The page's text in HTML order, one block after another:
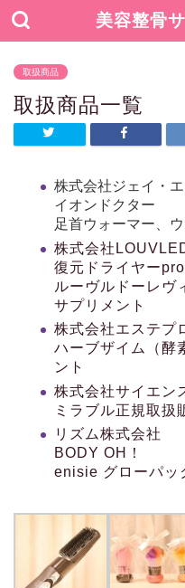
美容整骨
取扱商品
取扱商品一覧
株式会社ジェイ・エ
イオンドクター
足首ウォーマー、
株式会社
復元ドライヤーpro
ルーヴルドーレヴ
サプリメント
株式会社エステプ
ハーブザイム（酵
ント
株式会社サイエン
ミラブル正規取扱
リズム株式会社
BODY OH！
enisie グローパッ